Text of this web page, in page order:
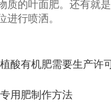
质的叶面肥。还有就
进行喷洒。
酸有机肥需要生产许
用肥制作方法